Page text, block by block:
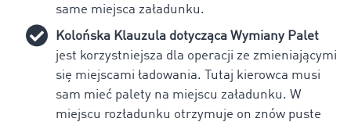
same miejsca załadunku.
Kolońska Klauzula dotycząca Wymiany Palet
jest korzystniejsza dla operacji ze zmieniającymi
się miejscami ładowania. Tutaj kierowca musi
sam mieć palety na miejscu załadunku. W
miejscu rozładunku otrzymuje on znów puste